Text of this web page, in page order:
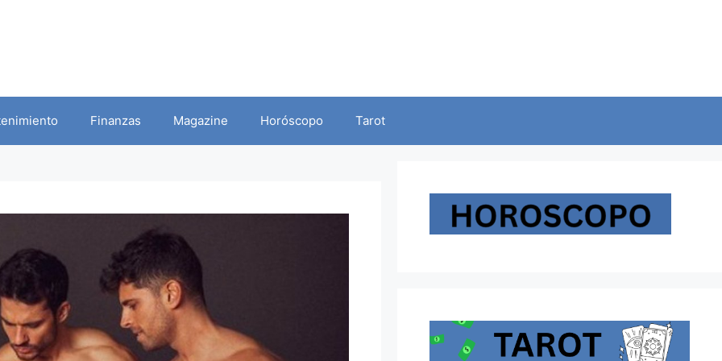
Finanzas Magazine Horóscopo Tarot